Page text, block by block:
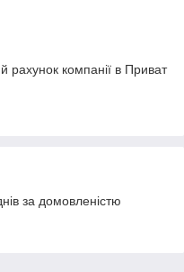
рахунок компанії в Приват
за домовленістю